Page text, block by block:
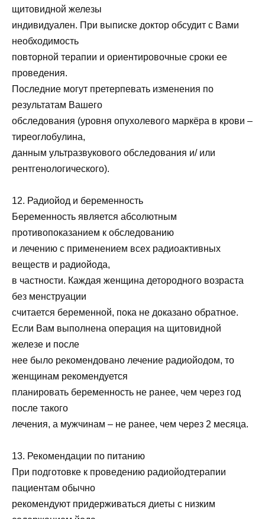
щитовидной железы
индивидуален. При выписке доктор обсудит с Вами
необходимость
повторной терапии и ориентировочные сроки ее
проведения.
Последние могут претерпевать изменения по
результатам Вашего
обследования (уровня опухолевого маркёра в крови –
тиреоглобулина,
данным ультразвукового обследования и/ или
рентгенологического).
12. Радиойод и беременность
Беременность является абсолютным
противопоказанием к обследованию
и лечению с применением всех радиоактивных
веществ и радиойода,
в частности. Каждая женщина детородного возраста
без менструации
считается беременной, пока не доказано обратное.
Если Вам выполнена операция на щитовидной
железе и после
нее было рекомендовано лечение радиойодом, то
женщинам рекомендуется
планировать беременность не ранее, чем через год
после такого
лечения, а мужчинам – не ранее, чем через 2 месяца.
13. Рекомендации по питанию
При подготовке к проведению радиойодтерапии
пациентам обычно
рекомендуют придерживаться диеты с низким